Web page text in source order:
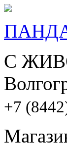
С
+7